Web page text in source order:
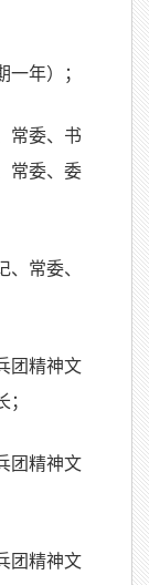
年）；
常委、书
常委、委
常委、
团精神文
团精神文
团精神文